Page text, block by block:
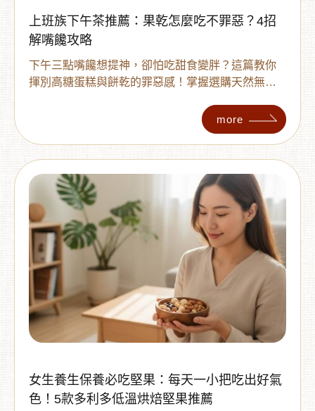
上班族下午茶推薦：果乾怎麼吃不罪惡？4招
解嘴饞攻略
下午三點嘴饞想提神，卻怕吃甜食變胖？這篇教你
揮別高糖蛋糕與餅乾的罪惡感！掌握選購天然無加
明吃法，讓你飽足感提升、血糖穩定，工作更有精
more
女生養生保養必吃堅果：每天一小把吃出好氣
色！5款多利多低溫烘焙堅果推薦